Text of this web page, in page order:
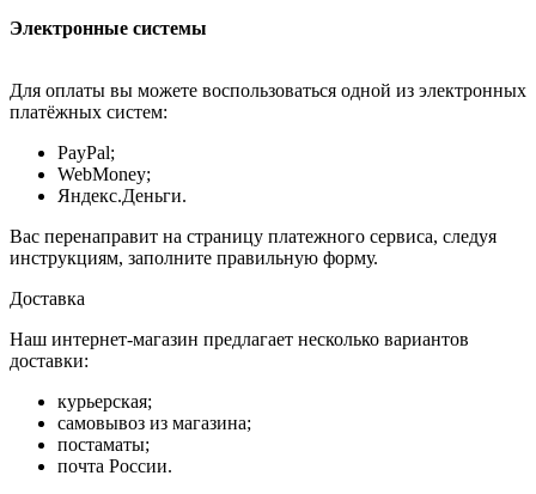
Электронные системы
Для оплаты вы можете воспользоваться одной из электронных
платёжных систем:
PayPal;
WebMoney;
Яндекс.Деньги.
Вас перенаправит на страницу платежного сервиса, следуя
инструкциям, заполните правильную форму.
Доставка
Наш интернет-магазин предлагает несколько вариантов
доставки:
курьерская;
самовывоз из магазина;
постаматы;
почта России.